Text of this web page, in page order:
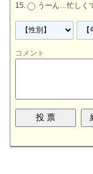
うーん…忙しく
コメント